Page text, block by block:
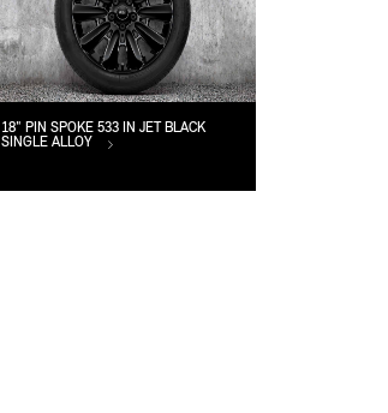
18" PIN SPOKE 533 IN JET BLACK
SINGLE ALLOY